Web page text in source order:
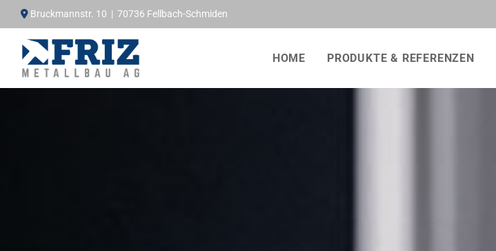
Zum Inhalt springen
 Bruckmannstr. 10 | 70736 Fellbach-Schmiden
HOME PRODUKTE & REFERENZEN